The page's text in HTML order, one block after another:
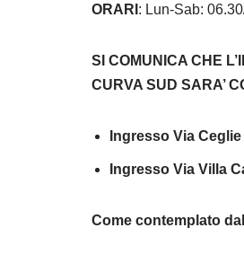
ORARI : Lun-Sab:
SI COMUNICA CHE
CURVA SUD SARA’
Ingresso Via
Ingresso Via Villa
Come contemplato